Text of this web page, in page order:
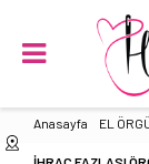
Anasayfa EL